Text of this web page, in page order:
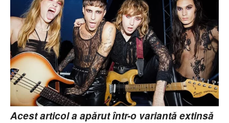
Acest articol a apărut într-o variantă extinsă